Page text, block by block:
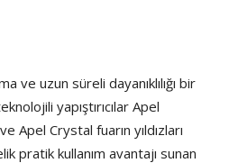
ve uzun süreli dayanıklılığı bir
yapıştırıcılar Apel
Apel Crystal fuarın yıldızları
pratik kullanım avantajı sunan